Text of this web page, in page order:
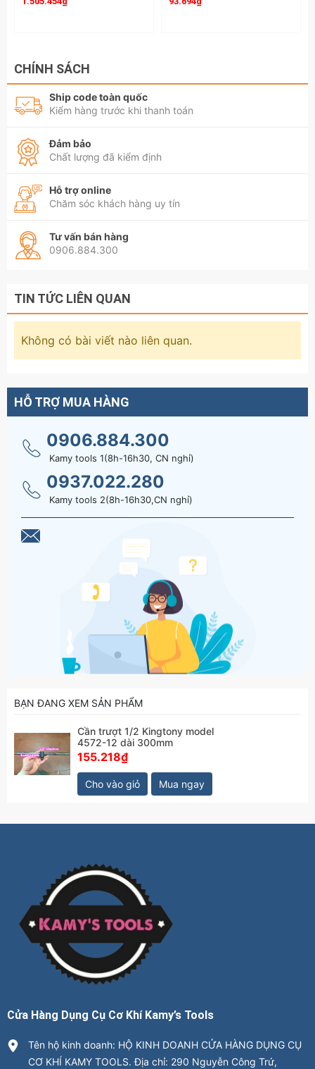
CHÍNH SÁCH
Ship code toàn quốc
Kiểm hàng trước khi thanh toán
Đảm bảo
Chất lượng đã kiểm định
Hỗ trợ online
Chăm sóc khách hàng uy tín
Tư vấn bán hàng
0906.884.300
TIN TỨC LIÊN QUAN
Không có bài viết nào liên quan.
HỖ TRỢ MUA HÀNG
0906.884.300
Kamy tools 1(8h-16h30, CN nghỉ)
0937.022.280
Kamy tools 2(8h-16h30,CN nghỉ)
BẠN ĐANG XEM SẢN PHẨM
Cần trượt 1/2 Kingtony model
4572-12 dài 300mm
155.218₫
Cho vào giỏ Mua ngay
Cửa Hàng Dụng Cụ Cơ Khí Kamy’s Tools
Tên hộ kinh doanh: HỘ KINH DOANH CỬA HÀNG DỤNG CỤ
CƠ KHÍ KAMY TOOLS. Địa chỉ: 290 Nguyễn Công Trứ,